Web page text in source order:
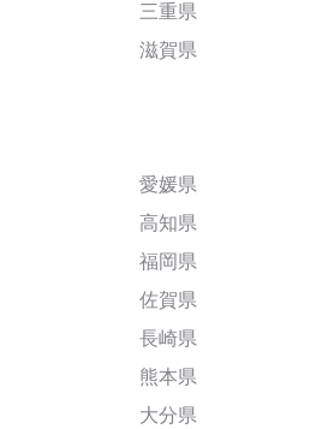
三重県
滋賀県
愛媛県
高知県
福岡県
佐賀県
長崎県
熊本県
大分県